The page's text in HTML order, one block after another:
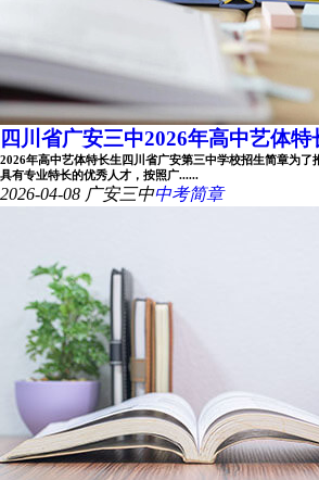
四川省广安三中2026年高中艺体
2026年高中艺体特长生四川省广安第三中学校招生简章为了
具有专业特长的优秀人才，按照广......
2026-04-08 广安三中中考简章